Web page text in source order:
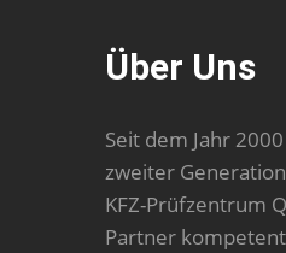
Über Uns
Seit dem Jahr
zweiter
KFZ-Prüfzentrum
Partner